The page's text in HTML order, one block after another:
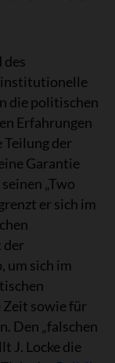
des
institutionelle
die politischen
Erfahrungen
Teilung der
Garantie
„Two
er sich im
der
um sich im
Zeit sowie für
Den „falschen
J. Locke die